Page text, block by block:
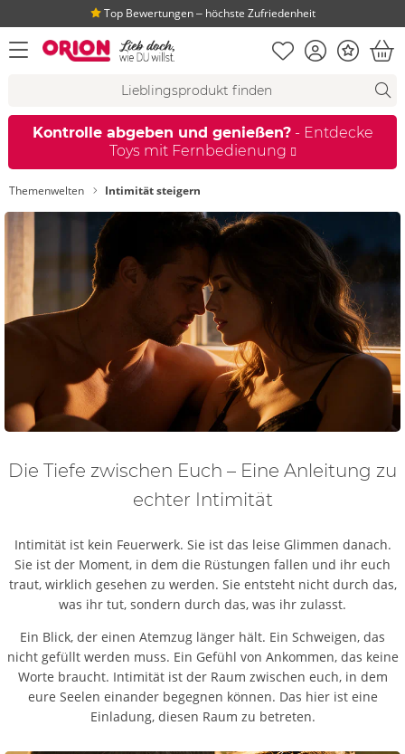
Top Bewertungen ‒ höchste Zufriedenheit
Menü öffnen Merkliste
KontoBonus
Kontrolle abgeben und genießen?- Entdecke
Toys mit Fernbedienung
Themenwelten Intimität steigern
Die Tiefe zwischen Euch – Eine Anleitung zu
echter Intimität
Intimität ist kein Feuerwerk. Sie ist das leise Glimmen danach.
Sie ist der Moment, in dem die Rüstungen fallen und ihr euch
traut, wirklich gesehen zu werden. Sie entsteht nicht durch das,
was ihr tut, sondern durch das, was ihr zulasst.
Ein Blick, der einen Atemzug länger hält. Ein Schweigen, das
nicht gefüllt werden muss. Ein Gefühl von Ankommen, das keine
Worte braucht. Intimität ist der Raum zwischen euch, in dem
eure Seelen einander begegnen können. Das hier ist eine
Einladung, diesen Raum zu betreten.